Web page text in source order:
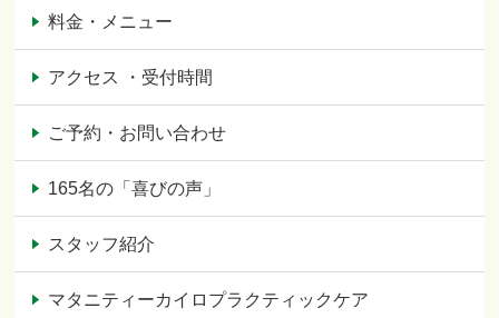
料金・メニュー
アクセス ・受付時間
ご予約・お問い合わせ
165名の「喜びの声」
スタッフ紹介
マタニティーカイロプラクティックケア